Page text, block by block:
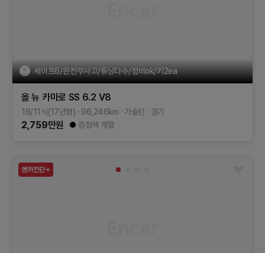
세이프6/완전무사고/튜닝다수/정비ok/키2ea
올 뉴 카마로 SS 6.2 V8
16/11식(17년형) 96,246km 가솔린 경기
2,759만원 검정색 계열